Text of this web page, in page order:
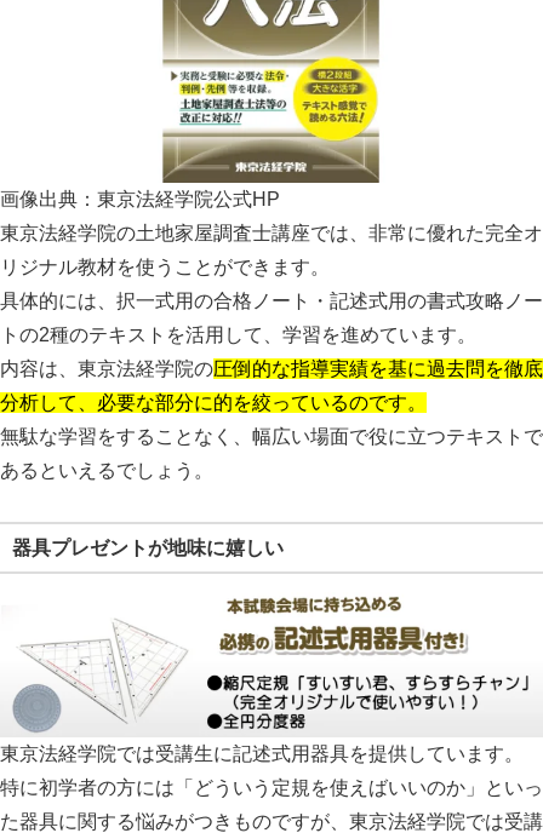
画像出典：東京法経学院公式HP
東京法経学院の土地家屋調査士講座では、 非常に優れた完全オ
リジナル教材を使うことができます。
具体的には、択一式用の合格ノート・記述式用の書式攻略ノー
トの2種のテキストを活用して、学習を進めています。
内容は、東京法経学院の圧倒的な指導実績を基に過去問を徹底
分析して、必要な部分に的を絞っているのです。
無駄な学習をすることなく、幅広い場面で役に立つテキストで
あるといえるでしょう。
器具プレゼントが地味に嬉しい
東京法経学院では受講生に記述式用器具を提供しています。
特に初学者の方には「どういう定規を使えばいいのか」といっ
た器具に関する悩みがつきものですが、東京法経学院では受講